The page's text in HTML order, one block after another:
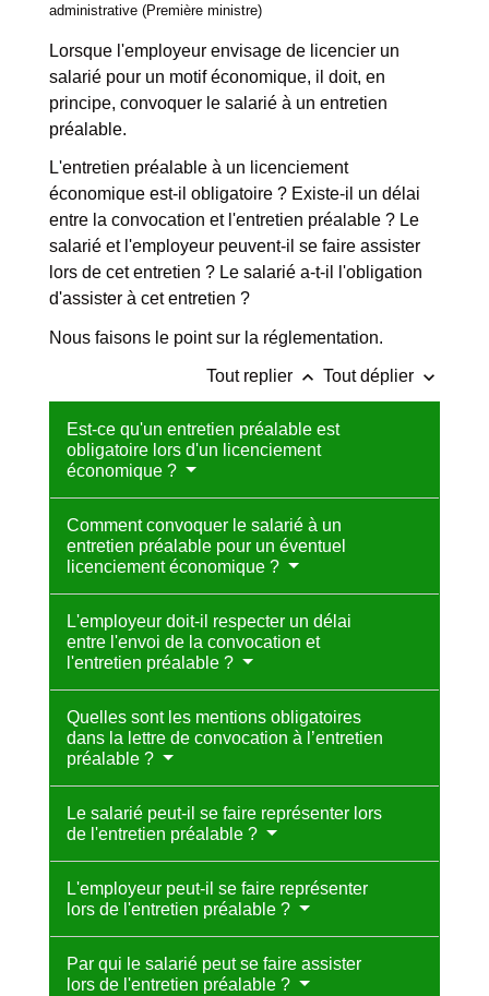
administrative (Première ministre)
Lorsque l'employeur envisage de licencier un
salarié pour un motif économique, il doit, en
principe, convoquer le salarié à un entretien
préalable.
L'entretien préalable à un licenciement
économique est-il obligatoire ? Existe-il un délai
entre la convocation et l'entretien préalable ? Le
salarié et l'employeur peuvent-il se faire assister
lors de cet entretien ? Le salarié a-t-il l'obligation
d'assister à cet entretien ?
Nous faisons le point sur la réglementation.
Tout replier keyboard_arrow_up Tout déplier keyboard_arrow_down
Est-ce qu'un entretien préalable est
obligatoire lors d'un licenciement
économique ?
Comment convoquer le salarié à un
entretien préalable pour un éventuel
licenciement économique ?
L'employeur doit-il respecter un délai
entre l'envoi de la convocation et
l'entretien préalable ?
Quelles sont les mentions obligatoires
dans la lettre de convocation à l’entretien
préalable ?
Le salarié peut-il se faire représenter lors
de l'entretien préalable ?
L'employeur peut-il se faire représenter
lors de l'entretien préalable ?
Par qui le salarié peut se faire assister
lors de l'entretien préalable ?